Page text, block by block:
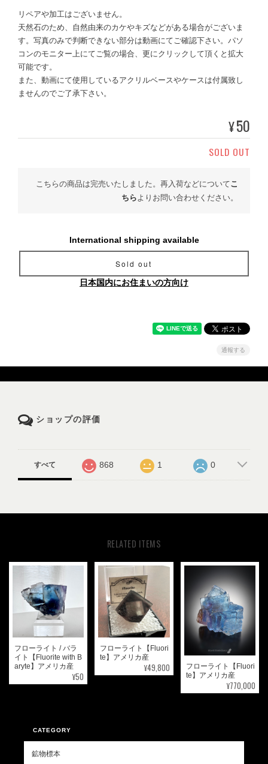
リペアや加工はございません。
天然石のため、自然由来のカケやキズなどがある場合がございま
す。写真のみで判断できない部分は動画にてご確認下さい。パソ
コンのモニター上にてご覧の場合、更にクリックして頂くと拡大
可能です。
また、動画にて使用しているアクリルベースやケースは付属致し
ませんのでご了承下さい。
¥50
SOLD OUT
こちらの商品は完売いたしました。再入荷などについてこ
ちらよりお問い合わせください。
International shipping available
Sold out
日本国内にお住まいの方向け
通報する
ショップの評価
すべて 868 1 0
RELATED ITEMS
フローライト / バラ
イト【Fluorite with B
aryte】アメリカ産
¥50
フローライト【Fluori
te】アメリカ産
¥49,800
フローライト【Fluori
te】アメリカ産
¥770,000
CATEGORY
鉱物標本